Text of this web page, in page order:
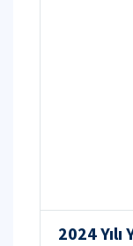
2024 Yılı